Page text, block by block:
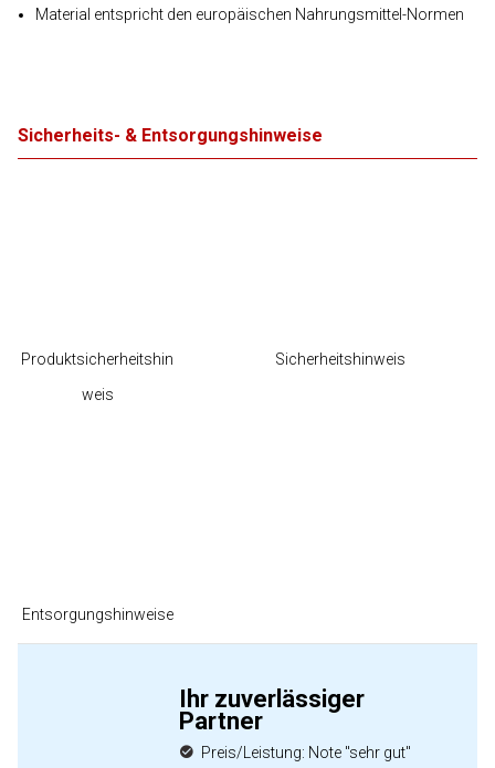
Material entspricht den europäischen Nahrungsmittel-Normen
Sicherheits- & Entsorgungshinweise
Produktsicherheitshin
weis
Sicherheitshinweis
Entsorgungshinweise
Ihr zuverlässiger
Partner
Preis/Leistung: Note "sehr gut"